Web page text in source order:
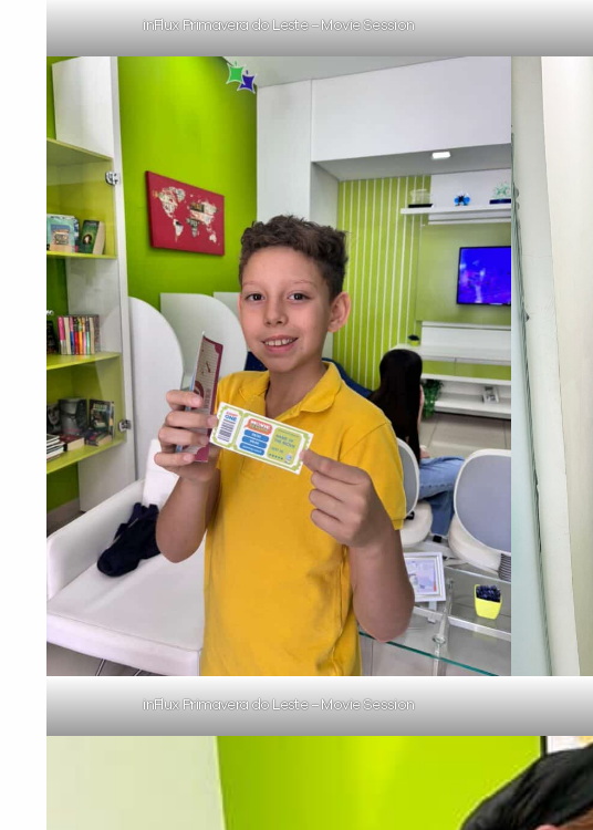
inFlux Primavera do Leste – Movie Session
inFlux Primavera do Leste – Movie Session